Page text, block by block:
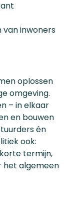
van inwoners
oplossen
omgeving.
– in elkaar
en bouwen
én
ook:
termijn,
het algemeen